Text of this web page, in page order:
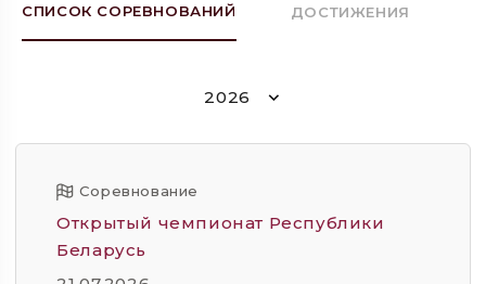
СПИСОК СОРЕВНОВАНИЙ ДОСТИЖЕНИЯ
2026
Соревнование
Открытый чемпионат Республики
Беларусь